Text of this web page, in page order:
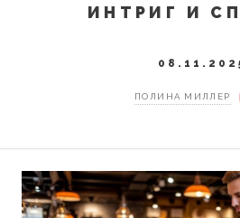
ИНТРИГ И
ПОЛИНА МИЛЛЕР